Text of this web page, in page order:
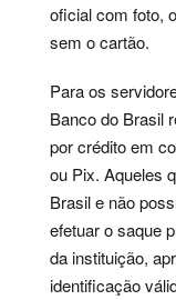
oficial com foto,
sem o cartão.
Para os
Banco do Brasil
por crédito em
ou Pix. Aqueles
Brasil e não
efetuar o saque
da instituição,
identificação